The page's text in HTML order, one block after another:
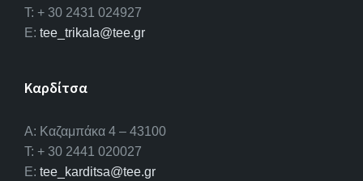
T: + 30 2431 024927
E: tee_trikala@tee.gr
Καρδίτσα
Α: Καζαμπάκα 4 – 43100
T: + 30 2441 020027
E: tee_karditsa@tee.gr